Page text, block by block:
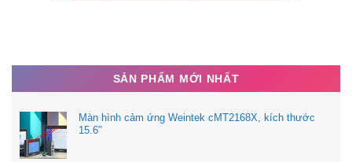
SẢN PHẨM MỚI NHẤT
Màn hình cảm ứng Weintek cMT2168X, kích thước
15.6″